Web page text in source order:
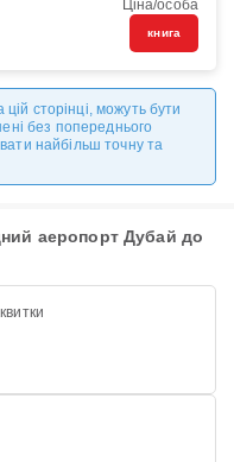
Ціна/особа
книга
цій сторінці, можуть бути
без попереднього
найбільш точну та
аеропорт Дубай до